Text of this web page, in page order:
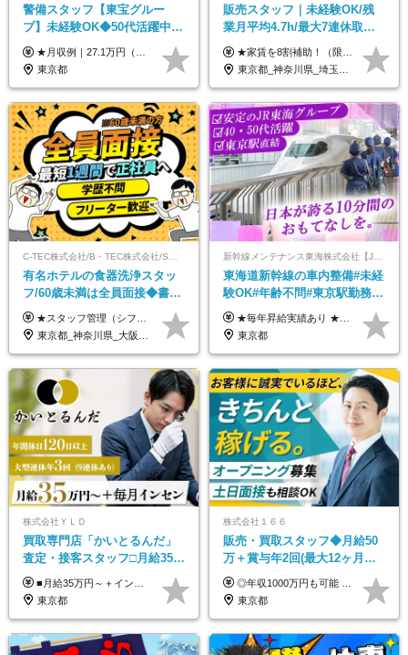
警備スタッフ【東宝グルー
プ】未経験OK◆50代活躍中
◆1勤務で2日分休み◆8割が座
り仕事◆賞与年2回
★月収例｜27.1万円（月給+残業代2.4万円+資格手当0.2万円+家族手当0.85万円） ★賞与年2回＆充実した手当あり！ ■月給23万6,500円～＋賞与年2回＋各種手当 ┗月給には職務手当19,500円、調整手当15,000円、住宅手当18,500円、契約社員手当1,500円を含みます ※試用期間4ヶ月(期間中の給与・待遇の差異はありません) ━━━━━━━━━━ 各種手当も充実！ ━━━━━━━━━━ ★家族手当 ★役付手当 ★資格手当 ★年末年始勤務手当 ★交通費支給（月5万円以内／6ヶ月分の定期代を支給） ★残業・深夜残業手当（全額支給） ━━━━━━━━━━ 給与支給日は毎月25日です ━━━━━━━━━━ 例：1月1日付入社の場合 1月25日に基本給+変動しない手当を支給 2月25日に前月分の残業手当など変動する手当を支給
東京都
販売スタッフ｜未経験OK/残
業月平均4.7h/最大7連休取得
可/全国募集/家賃8割を会社が
負担/賞与年2回
★家賃を8割補助！（限度額は地域により異なる） ※転勤による引っ越しが発生する場合 ＝＝＝＝＝＝＝＝＝＝＝＝＝＝＝＝＝＝＝＝＝＝＝ 例えば、家賃7.5万円なら6万円は会社で負担。 あなたが支払うのは、たったの1.5万円です！ 年間では自己負担額が約72万ほどお得になります！ ＝＝＝＝＝＝＝＝＝＝＝＝＝＝＝＝＝＝＝＝＝＝＝ 月給22万8,700円～26万3,100円＋賞与年2回（初回の支給は当社規定による）＋残業手当 ＜実際の給与例＞ *24歳:月給23万4,700円＋賞与年2回（初回の支給は当社規定による）＋残業手当＋諸手当 ※上記はあくまで参考月給です。ご経歴・年齢を考慮し、当社規定により決定します ※評価により昇給あり ※残業代は別途支給あり ※試用期間2ヶ月あり（期間中の給与・待遇に差異はありません） 【実在する社員の年収モデル】 年収530万円（30歳） 年収820万円（40歳） 【入社時の想定年収】 330万円～900万円
東京都_神奈川県_埼玉県_千葉県_大阪府_愛知県_北海道_青森県_宮城県_秋田県_山形県_茨城県_群馬県_新潟県_長野県_富山県_静岡県_三重県_兵庫県_京都府_広島県_岡山県_鳥取県_山口県_徳島県_香川県_愛媛県_福岡県_熊本県_佐賀県_長崎県_大分県_宮崎県_鹿児島県
有名ホテルの食器洗浄スタッ
フ/60歳未満は全員面接◆書類
選考なし◆ブランクOK◆月25
万～ ◆40～50代活躍
★スタッフ管理（シフト調整など）の経験があれば【月給28万円以上】 ★賞与支給実績：基本給の2ヶ月分～3ヶ月分 ＝＝ライフスタイルに合わせて働き方を選べます＝＝ ■正社員 ＜未経験者＞月給25万円～35万円＋賞与年2回 ＜経験者＞月給28万円～35万円＋賞与年2回 ※経験やスキルに応じて決定します ※残業代全額支給 ※試用期間（3ヶ月間）中の雇用形態や待遇に差異はありません ※正社員の場合、転勤の可能性あり ■契約社員 月給22万円～＋残業代全額支給 ※契約社員の場合、賞与の支給および転勤の可能性はありません ※勤務時間や勤務日数の希望があればご相談に応じます ※試用期間なし ※契約の更新 有(勤務状況により判断する) 更新上限 有(通算契約期間の上限 1年/更新回数の上限 なし)
東京都_神奈川県_大阪府_愛知県_北海道_京都府_福岡県_沖縄県
東海道新幹線の車内整備#未経
験OK#年齢不問#東京駅勤務
#59歳まで正社員登用可＆登用
実績多数！
★毎年昇給実績あり ★入社3年で430万円も可(正社員登用された場合) ■入社時月収例：25万2840円(1万2040円×21日)＋賞与支給実績有（年2回・2025年度） 日給1万2040円 ※別途「超過勤務手当、祝繁手当、特殊手当」の支給有 ※試用期間中（2ヶ月）の待遇・雇用形態に差異はございません
東京都
株式会社ＹＬＤ
買取専⾨店「かいとるんだ」
査定・接客スタッフ□⽉給35万
円以上＋毎⽉インセン□年休
120日以上□土日休み
■月給35万円～＋インセンティブ＋各種手当 ※固定残業代（月45時間分87,600円～）を含む。超過した場合は別途残業代を支給いたします ※経験・年齢などを考慮の上、決定します ※試用期間3ヶ月あり（待遇に変動なし）
東京都
株式会社１６６
販売・買取スタッフ◆月給50
万＋賞与年2回(最大12ヶ月分
支給)◆前職給与保証◆年収
1000万可◆オープニング
◎年収1000万円も可能 ◎複雑な条件やノルマは一切なし！ 頑張った分だけシンプルに還元される給与体系です。 経験者の方には「前職給与保証」をお約束します！ ■月給50万円～80万円（役職手当を含む） ★平均月収：60～70万円程度 ★「〇件以上で支給」といった複雑な条件やノルマの縛りは一切ありません。 お客様に寄り添い、利益が出た分はしっかりとあなたの給与へ還元します！ ※経験・能力を考慮のうえ決定します。 ※試用期間3ヶ月あり。その間の待遇・給与に差異はありません。 ※上記の金額は固定残業代（20時間/5万円～）含んだ金額です。 超過分は別途記載します。
東京都